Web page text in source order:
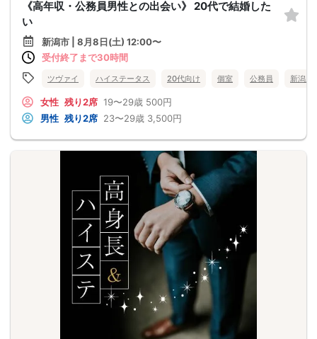
《高年収・公務員男性との出会い》 20代で結婚した
い
新潟市 | 8月8日(土) 12:00〜
受付終了まで30時間
ツヴァイ ハイステータス 20代向け 個室 公務員 新潟県
女性 残り2席 19〜29歳 500円
男性 残り2席 23〜29歳 3,500円